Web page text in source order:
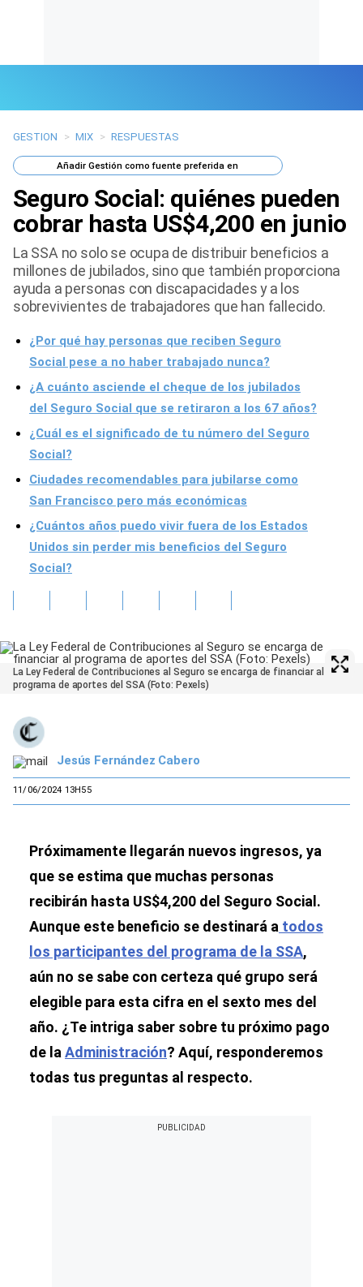
Últimas Noticias
Mi Bolsillo
Respuestas
Gente
Vida Laboral
Sports
GESTION > MIX > RESPUESTAS
AñadirGestión como fuente preferida en
Seguro Social: quiénes pueden
cobrar hasta US$4,200 en junio
La SSA no solo se ocupa de distribuir beneficios a
millones de jubilados, sino que también proporciona
ayuda a personas con discapacidades y a los
sobrevivientes de trabajadores que han fallecido.
¿Por qué hay personas que reciben Seguro
Social pese a no haber trabajado nunca?
¿A cuánto asciende el cheque de los jubilados
del Seguro Social que se retiraron a los 67 años?
¿Cuál es el significado de tu número del Seguro
Social?
Ciudades recomendables para jubilarse como
San Francisco pero más económicas
¿Cuántos años puedo vivir fuera de los Estados
Unidos sin perder mis beneficios del Seguro
Social?
La Ley Federal de Contribuciones al Seguro se encarga de financiar al
programa de aportes del SSA (Foto: Pexels)
Jesús Fernández Cabero
11/06/2024 13H55
Próximamente llegarán nuevos ingresos, ya
que se estima que muchas personas
recibirán hasta US$4,200 del Seguro Social.
Aunque este beneficio se destinará a todos
los participantes del programa de la SSA,
aún no se sabe con certeza qué grupo será
elegible para esta cifra en el sexto mes del
año. ¿Te intriga saber sobre tu próximo pago
de la Administración? Aquí, responderemos
todas tus preguntas al respecto.